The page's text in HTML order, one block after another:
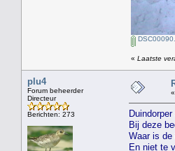
« Laatste
plu4
Forum beheerder
Directeur
Berichten: 273
«
Bij deze
Waar is
En niet te